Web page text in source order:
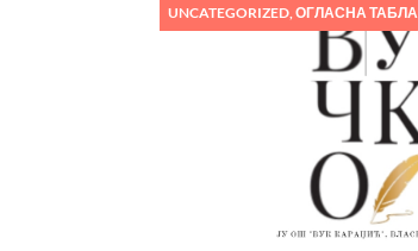
UNCATEGORIZED ,ОГЛАСНА ТАБЛА